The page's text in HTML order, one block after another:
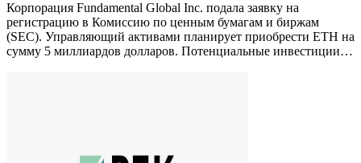
Корпорация Fundamental Global Inc. подала заявку на
регистрацию в Комиссию по ценным бумагам и биржам
(SEC). Управляющий активами планирует приобрести ETH на
сумму 5 миллиардов долларов. Потенциальные инвестиции…